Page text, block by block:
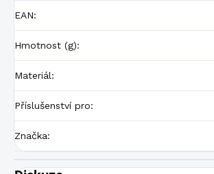
EAN:
Hmotnost (g):
Materiál:
Příslušenství pro:
Značka: